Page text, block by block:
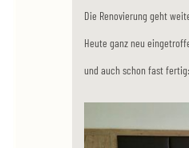
Die Renovierung geht
Heute ganz neu
und auch schon fast